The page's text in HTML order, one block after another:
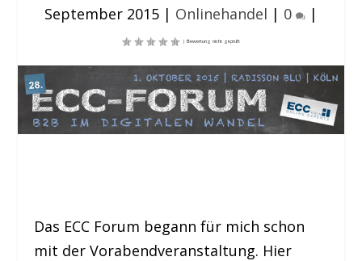
September 2015 | Onlinehandel | 0 |
Das ECC Forum begann für mich schon
mit der Vorabendveranstaltung. Hier